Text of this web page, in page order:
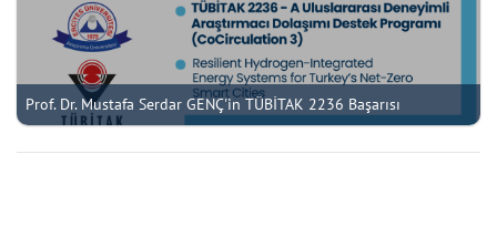
Prof. Dr. Mustafa Serdar GENÇ'in TÜBİTAK 2236 Başarısı